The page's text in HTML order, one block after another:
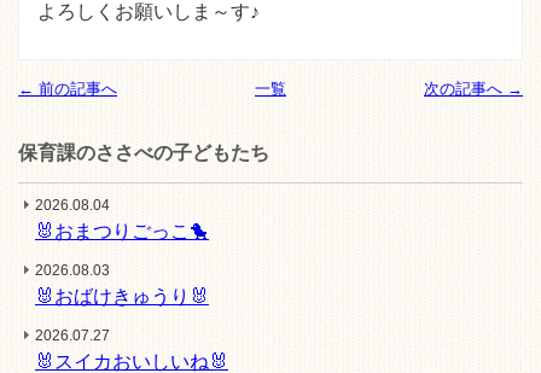
よろしくお願いしま～す♪
← 前の記事へ 次の記事へ →
一覧
保育課のささべの子どもたち
2026.08.04
🐰おまつりごっこ🐤
2026.08.03
🐰おばけきゅうり🐰
2026.07.27
🐰スイカおいしいね🐰